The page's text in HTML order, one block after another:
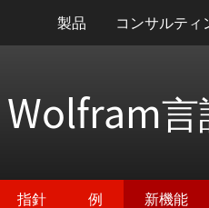
製品 コンサルティ
Wolfram言
指針 例 新機能